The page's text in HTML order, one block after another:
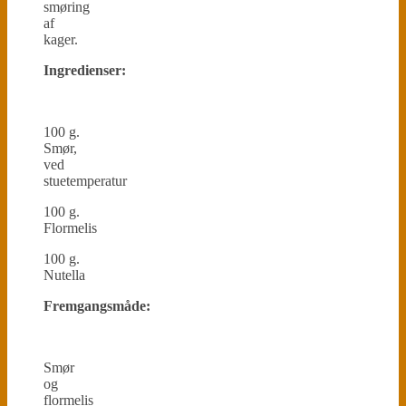
smøring
af
kager.
Ingredienser:
100 g.
Smør,
ved
stuetemperatur
100 g.
Flormelis
100 g.
Nutella
Fremgangsmåde:
Smør
og
flormelis